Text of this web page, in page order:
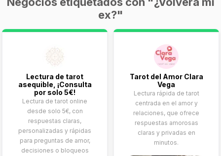
ex?"
Lectura de tarot
asequible, ¡Consulta
por solo 5€!
Lectura de tarot online
desde solo 5€, con
respuestas claras,
personalizadas y rápidas
para preguntas de amor,
decisiones o bloqueos
Tarot del Amor Clara
Vega
Lectura rápida de tarot
centrada en el amor y
relaciones, que ofrece
respuestas amorosas
claras y privadas en
minutos.